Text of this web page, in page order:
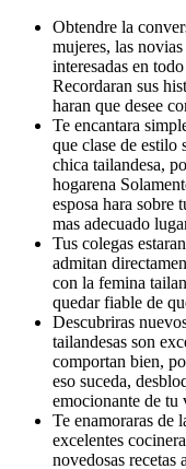
Obtendre la
mujeres, las
interesadas en
Recordaran sus
haran que desee
Te encantara
que clase de estilo
chica tailandesa,
hogarena
esposa hara sobre
mas adecuado
Tus colegas
admitan
con la femina
quedar fiable de
Descubriras
tailandesas son
comportan bien,
eso suceda,
emocionante de tu
Te enamoraras de
excelentes
novedosas recetas